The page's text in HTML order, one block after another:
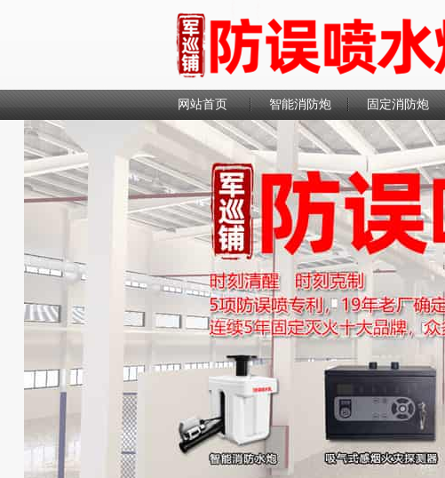
网站首页 智能消防炮 固定消防炮
联系我们